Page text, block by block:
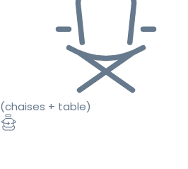
(chaises + table)